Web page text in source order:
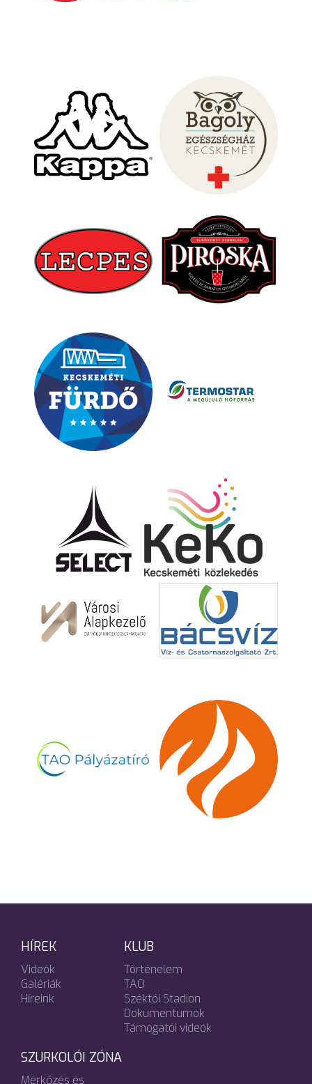
HÍREK
Videók
Galériák
Híreink
KLUB
Történelem
TAO
Széktói Stadion
Dokumentumok
Támogatói videók
SZURKOLÓI ZÓNA
Mérkőzés és